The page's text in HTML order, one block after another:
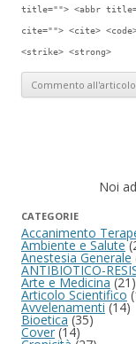
title=""> <abbr
cite=""> <cite>
<strike> <strong>
Noi
CATEGORIE
Accanimento
Ambiente e Salute
Anestesia Generale
ANTIBIOTICO-
Arte e Medicina(21)
Articolo Scientifico
Avvelenamenti(14)
Bioetica(35)
Cover(14)